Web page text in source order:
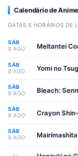
Calendário de
DATAS E HORÁRIOS DE
SÁB
8 AGO Meitantei
SÁB
8 AGO Yomi no
SÁB
8 AGO Bleach:
SÁB
8 AGO Crayon
SÁB
8 AGO